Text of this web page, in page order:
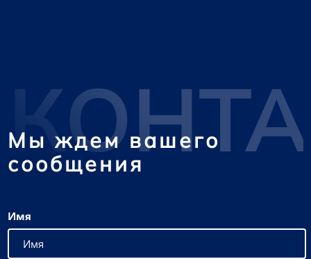
Мы ждем вашего
сообщения
Имя